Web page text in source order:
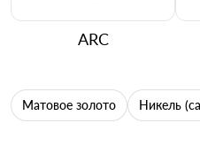
ARC
Матовое золото Никель